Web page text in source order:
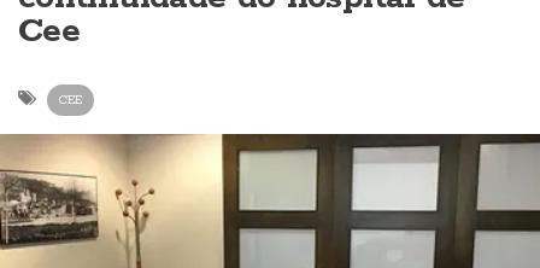
Cee
CEE